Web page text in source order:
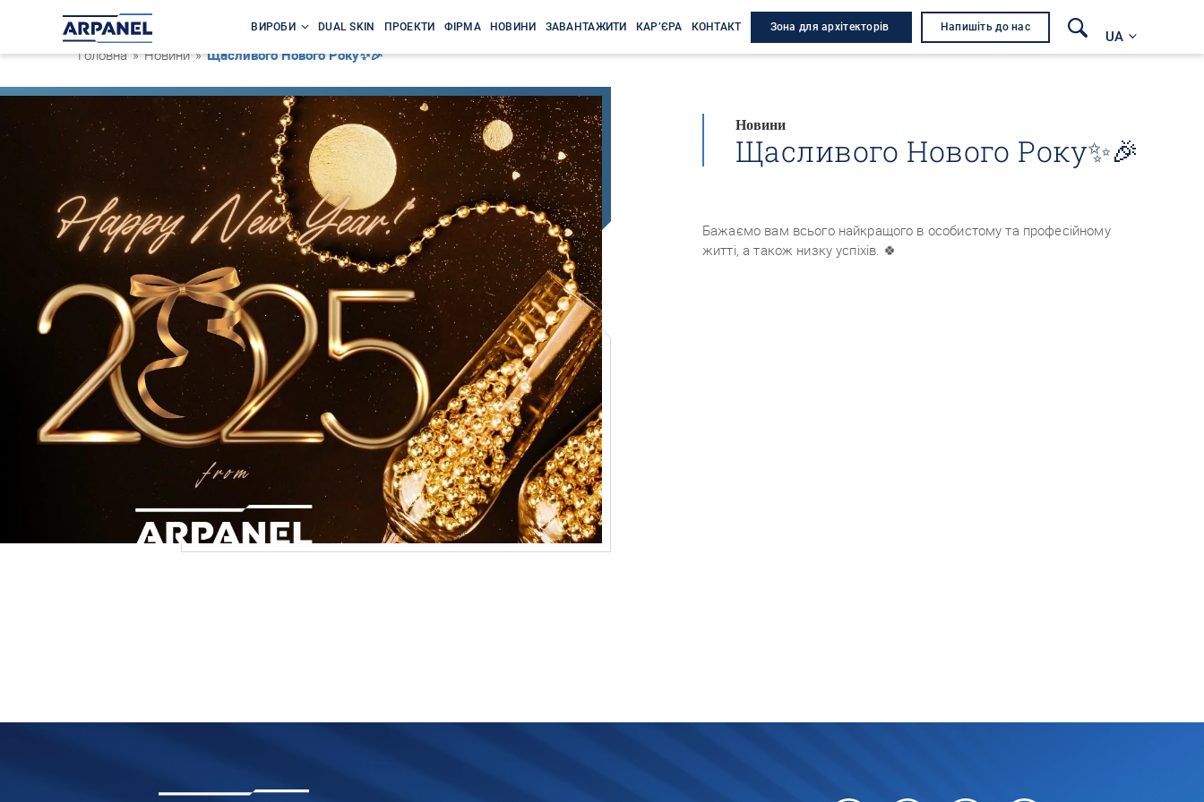
ВИРОБИ DUAL SKIN ПРОЕКТИ ФІРМА НОВИНИ ЗАВАНТАЖИТИ КАР’ЄРА КОНТАКТ Зона для архітекторів Напишіть до нас
UA
Головна » Новини »Щасливого Нового Року✨🎉
Новини
Щасливого Нового Року✨🎉
Бажаємо вам всього найкращого в особистому та професійному
житті, а також низку успіхів. 🍀